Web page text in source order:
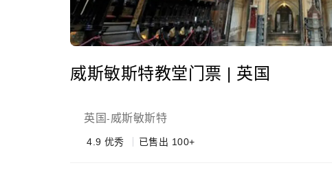
威斯敏斯特教堂门票 | 英国
英国-威斯敏斯特
4.9 优秀 已售出 100+